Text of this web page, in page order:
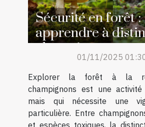
Sécurité en forêt :
apprendre à
champignons
des toxiques
01/11/2025
Explorer la forêt à la
champignons est une activité
mais qui nécessite une
particulière. Entre
et espèces toxiques, la